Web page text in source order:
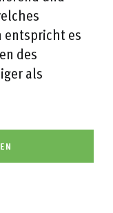
entspricht es
des
als